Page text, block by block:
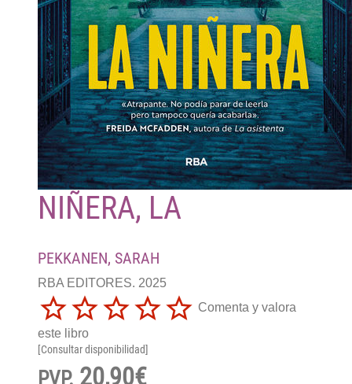
NIÑERA, LA
PEKKANEN, SARAH
RBA EDITORES. 2025
Comenta y valora
este libro
[Consultar disponibilidad]
PVP. 20,90€